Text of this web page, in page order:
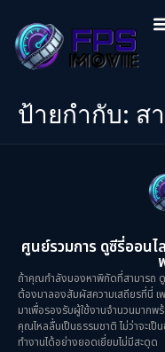
ป้ายกำกับ: ส
ศูนย์รวมการ ดูซีรี่ออน
ถ้าคุณกำลังมองหาพิกัดที่สามารถ ดู
ต้องมาลองสัมผัสความเสถียรที่นี่ เ
มาเพื่อรองรับผู้ใช้งานจำนวนมาก
คุณไหลลื่นเป็นธรรมชาติ ไม่ว่าจะเป็
ทำงานได้อย่างยอดเยี่ยมไม่มีสะดุด